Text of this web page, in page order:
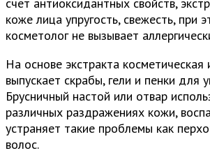
коже лица упругость, свежесть, при
косметолог не вызывает
На основе экстракта косметическая
выпускает скрабы, гели и пенки для
Брусничный настой или отвар
различных раздражениях кожи,
устраняет такие проблемы как
волос.